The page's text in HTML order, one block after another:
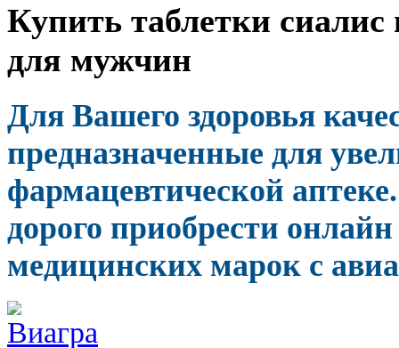
Купить таблетки сиалис
для мужчин
Для Вашего здоровья
предназначенные для
фармацевтической
дорого приобрести
медицинских марок с